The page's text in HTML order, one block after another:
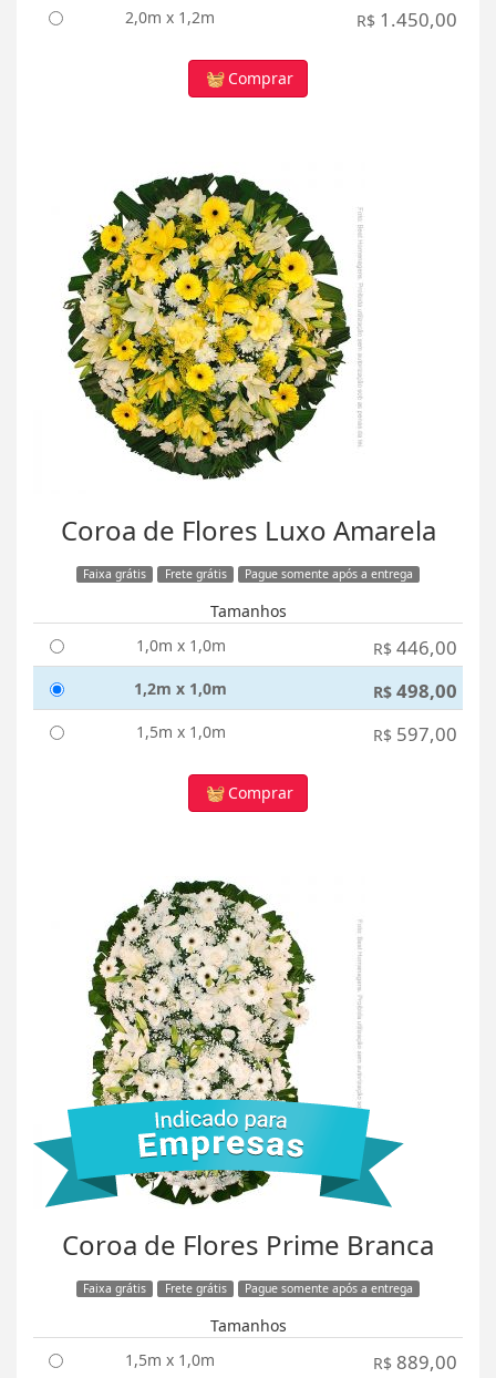
2,0m x 1,2m R$ 1.450,00
Comprar
Coroa de Flores Luxo Amarela
Faixa grátis Frete grátis Pague somente após a entrega
Tamanhos
1,0m x 1,0m
R$ 446,00
1,2m x 1,0m R$ 498,00
1,5m x 1,0m R$ 597,00
Comprar
Coroa de Flores Prime Branca
Faixa grátis Frete grátis Pague somente após a entrega
Tamanhos
1,5m x 1,0m
R$ 889,00